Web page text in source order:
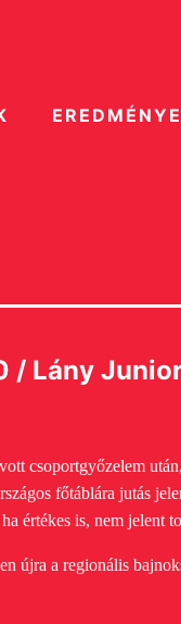
Lány
csoportgyőzelem
főtáblára jutás
értékes is, nem jelent
újra a regionális